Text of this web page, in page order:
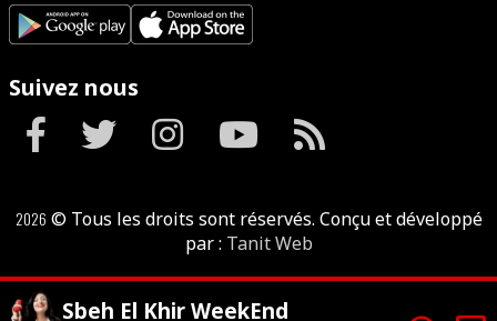
Suivez nous
2026 © Tous les droits sont réservés. Conçu et développé
par : Tanit Web
Sbeh El Khir WeekEnd